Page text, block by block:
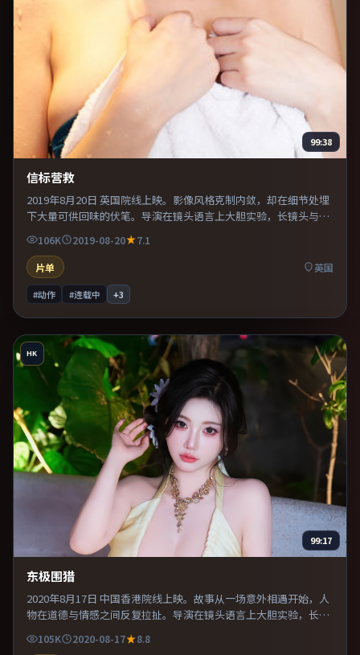
99:38
信标营救
2019年8月20日 英国院线上映。影像风格克制内敛，却在细节处埋
下大量可供回味的伏笔。导演在镜头语言上大胆实验，长镜头与特
写交替强化压迫感。整体完成度较高，适合周末一口气看完。
106K 2019-08-20
7.1
片单
英国
#动作 #连载中 +3
HK
99:17
东极围猎
2020年8月17日 中国香港院线上映。故事从一场意外相遇开始，人
物在道德与情感之间反复拉扯。导演在镜头语言上大胆实验，长镜
劲较足。
105K 2020-08-17
8.8